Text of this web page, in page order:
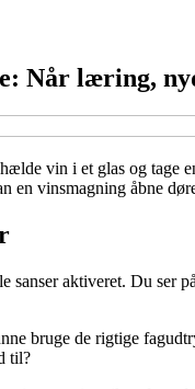
Når læring,
vin i et glas og tage
en vinsmagning åbne
sanser aktiveret. Du ser
bruge de rigtige
til?